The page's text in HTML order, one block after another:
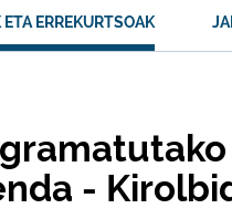
ETA ERREKURTSOAK
-